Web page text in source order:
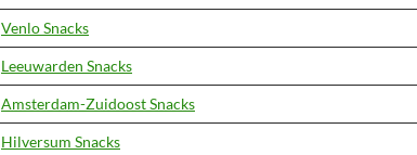
Venlo Snacks
Leeuwarden Snacks
Amsterdam-Zuidoost Snacks
Hilversum Snacks